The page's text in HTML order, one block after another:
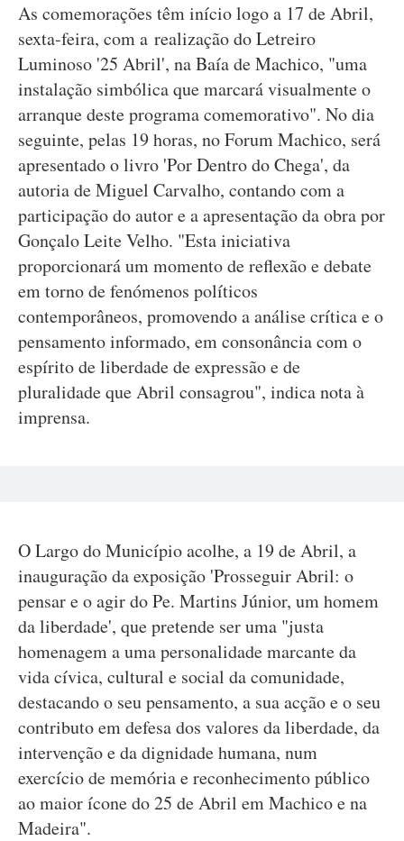
As comemorações têm início logo a 17 de Abril,
sexta-feira, com a realização do Letreiro
Luminoso '25 Abril', na Baía de Machico, "uma
instalação simbólica que marcará visualmente o
arranque deste programa comemorativo". No dia
seguinte, pelas 19 horas, no Forum Machico, será
apresentado o livro 'Por Dentro do Chega', da
autoria de Miguel Carvalho, contando com a
participação do autor e a apresentação da obra por
Gonçalo Leite Velho. "Esta iniciativa
proporcionará um momento de reflexão e debate
em torno de fenómenos políticos
contemporâneos, promovendo a análise crítica e o
pensamento informado, em consonância com o
espírito de liberdade de expressão e de
pluralidade que Abril consagrou", indica nota à
imprensa.
O Largo do Município acolhe, a 19 de Abril, a
inauguração da exposição 'Prosseguir Abril: o
pensar e o agir do Pe. Martins Júnior, um homem
da liberdade', que pretende ser uma "justa
homenagem a uma personalidade marcante da
vida cívica, cultural e social da comunidade,
destacando o seu pensamento, a sua acção e o seu
contributo em defesa dos valores da liberdade, da
intervenção e da dignidade humana, num
exercício de memória e reconhecimento público
ao maior ícone do 25 de Abril em Machico e na
Madeira".